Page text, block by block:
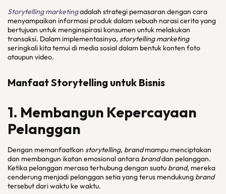
Storytelling marketingadalah strategi pemasaran dengan cara
menyampaikan informasi produk dalam sebuah narasi cerita yang
bertujuan untuk menginspirasi konsumen untuk melakukan
transaksi. Dalam implementasinya, storytelling marketing
seringkali kita temui di media sosial dalam bentuk konten foto
ataupun video.
Manfaat Storytelling untuk Bisnis
1. Membangun Kepercayaan
Pelanggan
Dengan memanfaatkan storytelling, brandmampu menciptakan
dan membangun ikatan emosional antara branddan pelanggan.
Ketika pelanggan merasa terhubung dengan suatu brand, mereka
cenderung menjadi pelanggan setia yang terus mendukung brand
tersebut dari waktu ke waktu.